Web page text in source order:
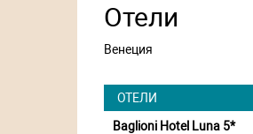
Отели
Венеция
ОТЕЛИ
Baglioni Hotel Luna 5*